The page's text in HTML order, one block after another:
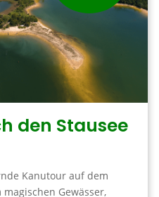
den Stausee
Kanutour auf dem
Gewässer,